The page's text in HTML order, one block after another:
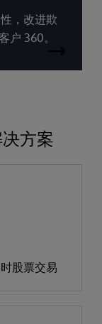
，改进欺
户 360。
方案
股票交易